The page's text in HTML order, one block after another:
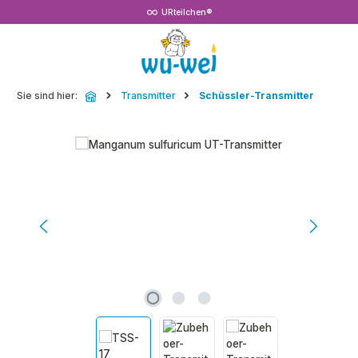
URteilchen®
Sie sind hier: Transmitter Schüssler-Transmitter
Bildergalerie überspringen